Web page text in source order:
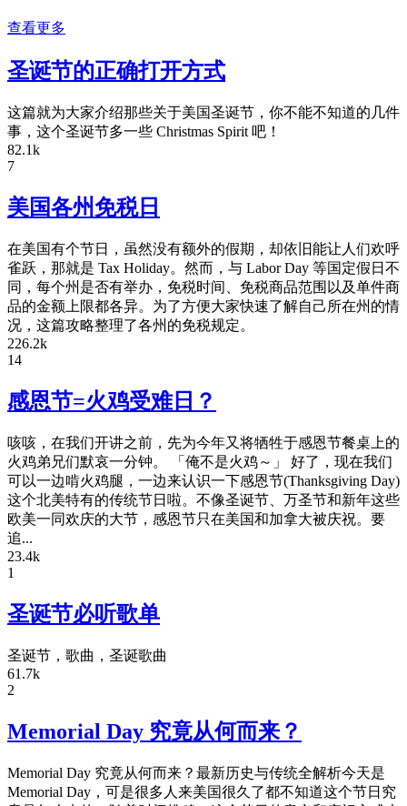
查看更多
圣诞节的正确打开方式
这篇就为大家介绍那些关于美国圣诞节，你不能不知道的几件
事，这个圣诞节多一些 Christmas Spirit 吧！
82.1k
7
美国各州免税日
在美国有个节日，虽然没有额外的假期，却依旧能让人们欢呼
雀跃，那就是 Tax Holiday。然而，与 Labor Day 等国定假日不
同，每个州是否有举办，免税时间、免税商品范围以及单件商
品的金额上限都各异。为了方便大家快速了解自己所在州的情
况，这篇攻略整理了各州的免税规定。
226.2k
14
感恩节=火鸡受难日？
咳咳，在我们开讲之前，先为今年又将牺牲于感恩节餐桌上的
火鸡弟兄们默哀一分钟。 「俺不是火鸡～」 好了，现在我们
可以一边啃火鸡腿，一边来认识一下感恩节(Thanksgiving Day)
这个北美特有的传统节日啦。不像圣诞节、万圣节和新年这些
欧美一同欢庆的大节，感恩节只在美国和加拿大被庆祝。要
追...
23.4k
1
圣诞节必听歌单
圣诞节，歌曲，圣诞歌曲
61.7k
2
Memorial Day 究竟从何而来？
Memorial Day 究竟从何而来？最新历史与传统全解析今天是
Memorial Day，可是很多人来美国很久了都不知道这个节日究